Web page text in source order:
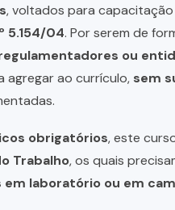
, voltados para
5.154/04. Por serem de
ou
agregar ao currículo, sem
obrigatórios, este
Trabalho, os quais
laboratório ou em